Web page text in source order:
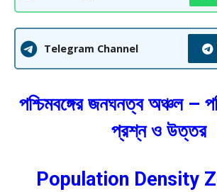
Telegram Channel
পশ্চিমবঙ্গের জনঘনত্ব অঞ্চল –
প্রশ্ন ও উত্তর
Population Density